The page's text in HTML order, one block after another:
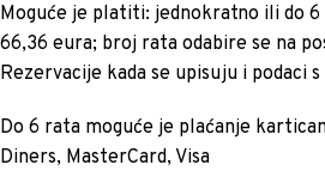
Moguće je platiti: jednokratno ili do
66,36 eura; broj rata odabire se na
Rezervacije kada se upisuju i podaci
Do 6 rata moguće je plaćanje
Diners, MasterCard, Visa